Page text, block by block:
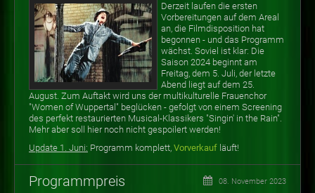
Derzeit laufen die ersten
Vorbereitungen auf dem Areal
an, die Filmdisposition hat
begonnen - und das Programm
wächst. Soviel ist klar: Die
Saison 2024 beginnt am
Freitag, dem 5. Juli, der letzte
Abend liegt auf dem 25.
August. Zum Auftakt wird uns der multikulturelle Frauenchor
"Women of Wuppertal" beglücken - gefolgt von einem Screening
des perfekt restaurierten Musical-Klassikers "Singin' in the Rain".
Mehr aber soll hier noch nicht gespoilert werden!
Update 1. Juni: Programm komplett, Vorverkauf läuft!
Programmpreis 08. November 2023